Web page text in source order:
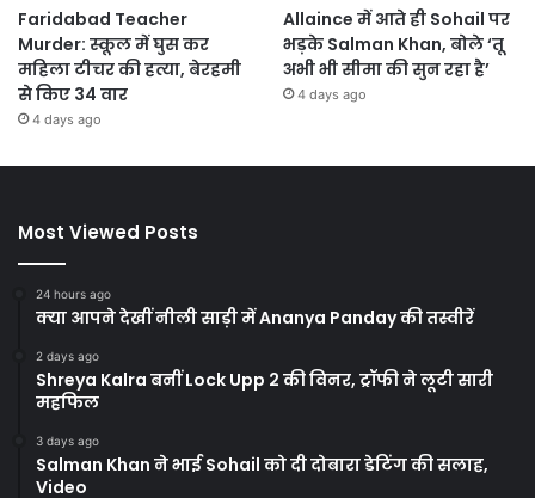
Faridabad Teacher
Murder: स्कूल में घुस कर
महिला टीचर की हत्या, बेरहमी
से किए 34 वार
4 days ago
Allaince में आते ही Sohail पर
भड़के Salman Khan, बोले ‘तू
अभी भी सीमा की सुन रहा है’
4 days ago
Most Viewed Posts
24 hours ago
क्या आपने देखीं नीली साड़ी में Ananya Panday की तस्वीरें
2 days ago
Shreya Kalra बनीं Lock Upp 2 की विनर, ट्रॉफी ने लूटी सारी
महफिल
3 days ago
Salman Khan ने भाई Sohail को दी दोबारा डेटिंग की सलाह,
Video